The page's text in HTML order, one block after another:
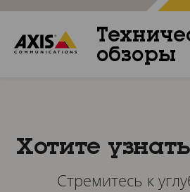
обзоры
Хотите
Стремитесь к